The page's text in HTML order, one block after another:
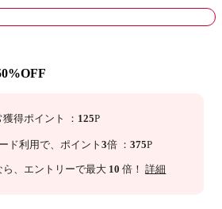
獲得ポイント ： 125P
ド利用で、 ポイント3倍 ：375P
ら 、エントリーで最大 10 倍！詳細